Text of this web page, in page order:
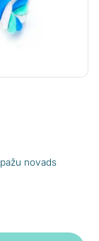
novads